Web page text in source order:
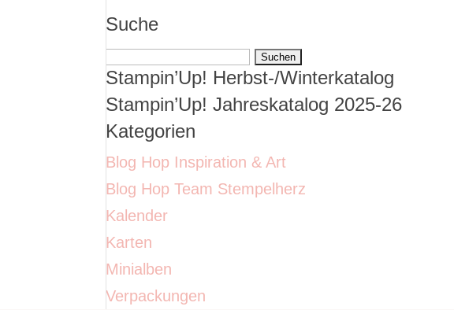
Suche
Suchen
nach:
Stampin’Up! Herbst-/Winterkatalog
Stampin’Up! Jahreskatalog 2025-26
Kategorien
Blog Hop Inspiration & Art
Blog Hop Team Stempelherz
Kalender
Karten
Minialben
Verpackungen